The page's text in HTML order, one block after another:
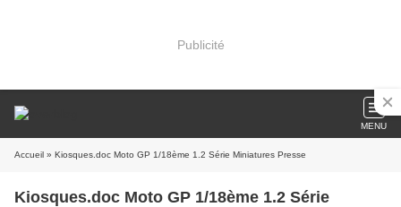
Publicité
MENU
Accueil » Kiosques.doc Moto GP 1/18ème 1.2 Série Miniatures Presse
Kiosques.doc Moto GP 1/18ème 1.2 Série